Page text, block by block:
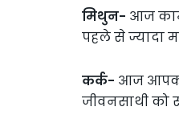
मिथुन- आज
पहले से ज्यादा
कर्क- आज
जीवनसाथी को